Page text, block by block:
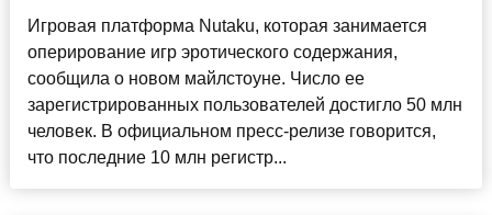
Игровая платформа Nutaku, которая занимается
оперирование игр эротического содержания,
сообщила о новом майлстоуне. Число ее
зарегистрированных пользователей достигло 50 млн
человек. В официальном пресс-релизе говорится,
что последние 10 млн регистр...